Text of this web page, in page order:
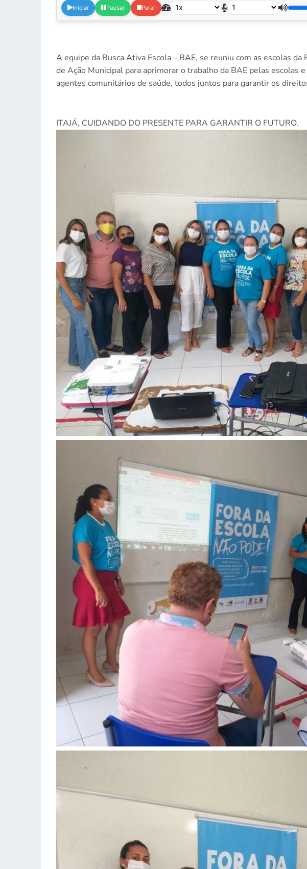
Iniciar Pausar Parar
A equipe da Busca Ativa Escola – BAE, se reuniu com as escolas
de Ação Municipal para aprimorar o trabalho da BAE pelas escolas
agentes comunitários de saúde, todos juntos para garantir os
ITAJÁ, CUIDANDO DO PRESENTE PARA GARANTIR O FUTURO.